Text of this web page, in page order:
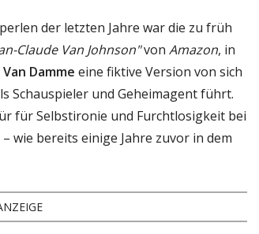
der letzten Jahre war die zu früh
Claude Van Johnson"von Amazon, in
Damme eine fiktive Version von sich
Schauspieler und Geheimagent führt.
für Selbstironie und Furchtlosigkeit bei
wie bereits einige Jahre zuvor in dem